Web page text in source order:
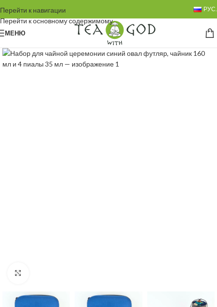
Перейти к навигации
Перейти к основному содержимому
РУС.
МЕНЮ